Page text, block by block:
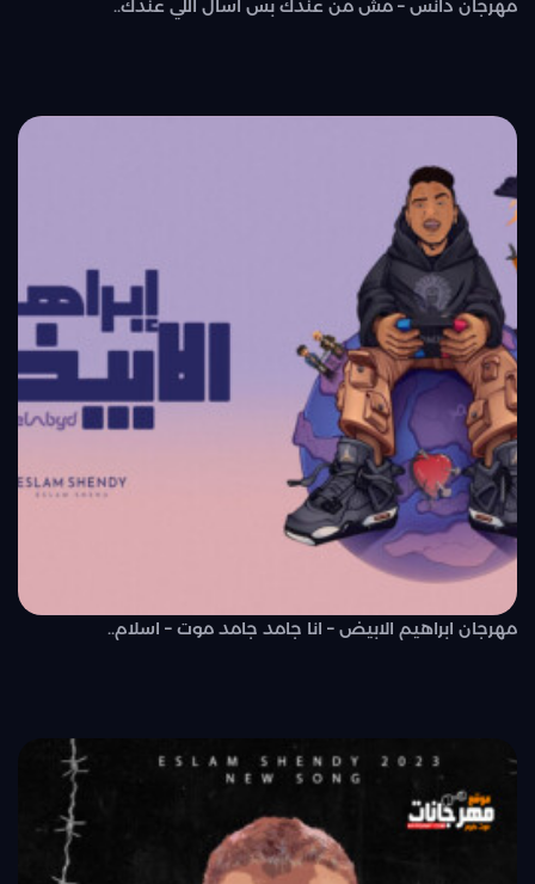
مهرجان دانس – مش من عندك بس اسأل اللي عندك..
مهرجان ابراهيم الابيض – انا جامد جامد موت – اسلام..